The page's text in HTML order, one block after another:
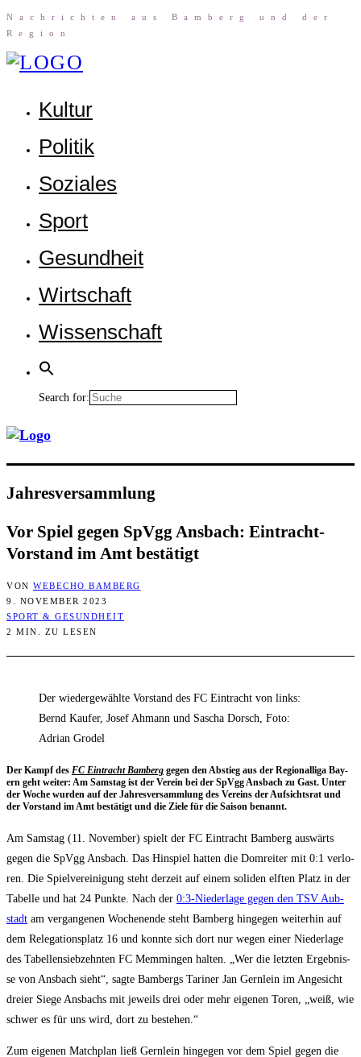
Nach­rich­ten aus Bam­berg und der
Region
Kul­tur
Poli­tik
Sozia­les
Sport
Gesund­heit
Wirt­schaft
Wis­sen­schaft
Search for:
Jah­res­ver­samm­lung
Vor Spiel gegen SpVgg Ans­bach: Ein­tracht-
Vor­stand im Amt bestätigt
VON WEBECHO BAMBERG
9. NOVEMBER 2023
SPORT & GESUNDHEIT
2 MIN. ZU LESEN
Der wiedergewählte Vorstand des FC Eintracht von links:
Bernd Kaufer, Josef Ahmann und Sascha Dorsch, Foto:
Adrian Grodel
Der Kampf des FC Ein­tracht Bam­berg gegen den Abstieg aus der Regio­nal­li­ga Bay­
ern geht wei­ter: Am Sams­tag ist der Ver­ein bei der SpVgg Ans­bach zu Gast. Unter
der Woche wur­den auf der Jah­res­ver­samm­lung des Ver­eins der Auf­sichts­rat und
der Vor­stand im Amt bestä­tigt und die Zie­le für die Sai­son benannt.
Am Sams­tag (11. Novem­ber) spielt der FC Ein­tracht Bam­berg aus­wärts
gegen die SpVgg Ans­bach. Das Hin­spiel hat­ten die Dom­rei­ter mit 0:1 ver­lo­
ren. Die Spiel­ver­ei­ni­gung steht der­zeit auf einem soli­den elf­ten Platz in der
Tabel­le und hat 24 Punk­te. Nach der 0:3‑Niederlage gegen den TSV Aub­
stadt am ver­gan­ge­nen Wochen­en­de steht Bam­berg hin­ge­gen wei­ter­hin auf
dem Rele­ga­ti­ons­platz 16 und konn­te sich dort nur wegen einer Nie­der­la­ge
des Tabel­len­sieb­zehn­ten FC Mem­min­gen hal­ten. „Wer die letz­ten Ergeb­nis­
se von Ans­bach sieht“, sag­te Bam­bergs Tari­ner Jan Gern­lein im Ange­sicht
drei­er Sie­ge Ans­bachs mit jeweils drei oder mehr eige­nen Toren, „weiß, wie
schwer es für uns wird, dort zu bestehen.“
Zum eige­nen Match­plan ließ Gern­lein hin­ge­gen vor dem Spiel gegen die